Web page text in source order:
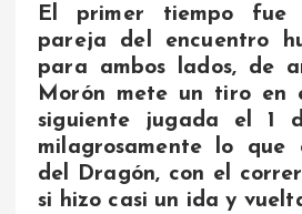
El primer tiempo
pareja del encuentro
para ambos lados, de
Morón mete un tiro en
siguiente jugada el 1
milagrosamente lo
del Dragón, con el
si hizo casi un ida y